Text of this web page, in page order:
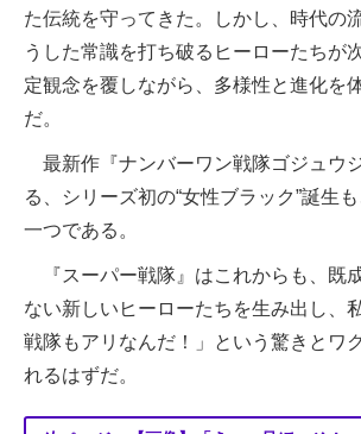
た伝統を守ってきた。しかし、時代の
うした常識を打ち破るヒーローたちが
定観念を覆しながら、多様性と進化を
だ。
最新作『ナンバーワン戦隊ゴジュウ
る、シリーズ初の“女性ブラック”誕生
一つである。
『スーパー戦隊』はこれからも、既
ない新しいヒーローたちを生み出し、
戦隊もアリなんだ！」という驚きとワ
れるはずだ。